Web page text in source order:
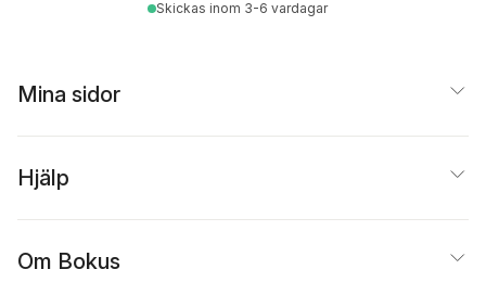
Skickas inom 3-6 vardagar
Mina sidor
Hjälp
Om Bokus